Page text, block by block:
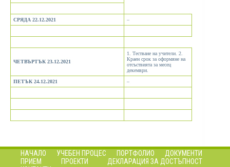
СРЯДА 22.12.2021 –
ЧЕТВЪРТЪК 23.12.2021
1. Тестване на учители. 2.
Краен срок за оформяне на
отсъствията за месец
декември.
ПЕТЪК 24.12.2021 –
НАЧАЛО УЧЕБЕН ПРОЦЕС ПОРТФОЛИО
ДОКУМЕНТИ
ПРИЕМ
ПРОЕКТИ
ДЕКЛАРАЦИЯ ЗА ДОСТЪПНОСТ